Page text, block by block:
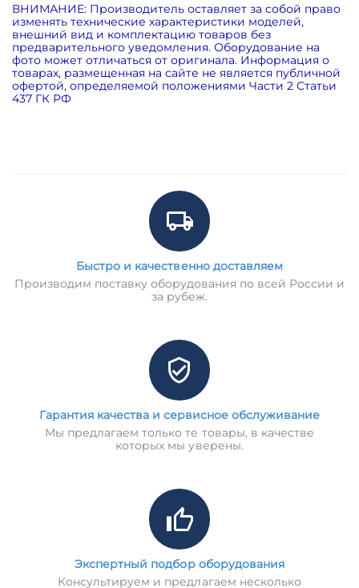
ВНИМАНИЕ: Производитель оставляет за собой право
изменять технические характеристики моделей,
внешний вид и комплектацию товаров без
предварительного уведомления. Оборудование на
фото может отличаться от оригинала. Информация о
товарах, размещенная на сайте не является публичной
офертой, определяемой положениями Части 2 Статьи
437 ГК РФ
Быстро и качественно доставляем
Производим поставку оборудования по всей России и
за рубеж.
Гарантия качества и сервисное обслуживание
Мы предлагаем только те товары, в качестве
которых мы уверены.
Экспертный подбор оборудования
Консультируем и предлагаем несколько